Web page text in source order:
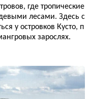
где тропические
лесами. Здесь с
у островков Кусто, п
зарослях.